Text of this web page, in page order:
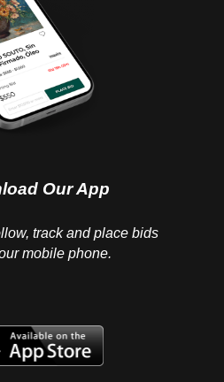
Our App
track and place bids
mobile phone.